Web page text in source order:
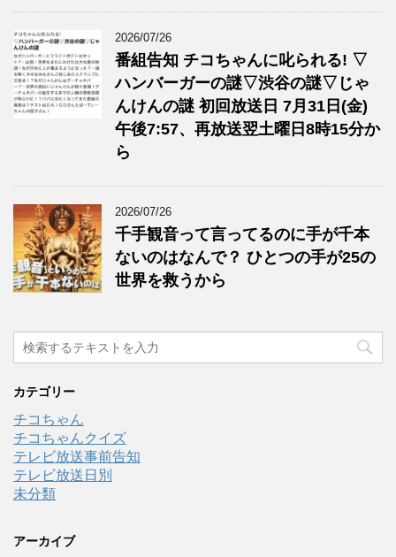
2026/07/26
番組告知 チコちゃんに叱られる! ▽
ハンバーガーの謎▽渋谷の謎▽じゃ
んけんの謎 初回放送日 7月31日(金)
午後7:57、再放送翌土曜日8時15分か
ら
2026/07/26
千手観音って言ってるのに手が千本
ないのはなんで？ ひとつの手が25の
世界を救うから
カテゴリー
チコちゃん
チコちゃんクイズ
テレビ放送事前告知
テレビ放送日別
未分類
アーカイブ